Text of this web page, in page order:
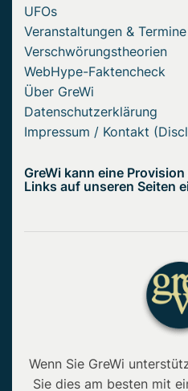
UFOs
Veranstaltungen & Termine
Verschwörungstheorien
WebHype-Faktencheck
Über GreWi
Datenschutzerklärung
Impressum / Kontakt
GreWi kann eine
Links auf unseren Seiten
Wenn Sie GreWi
Sie dies am besten mit